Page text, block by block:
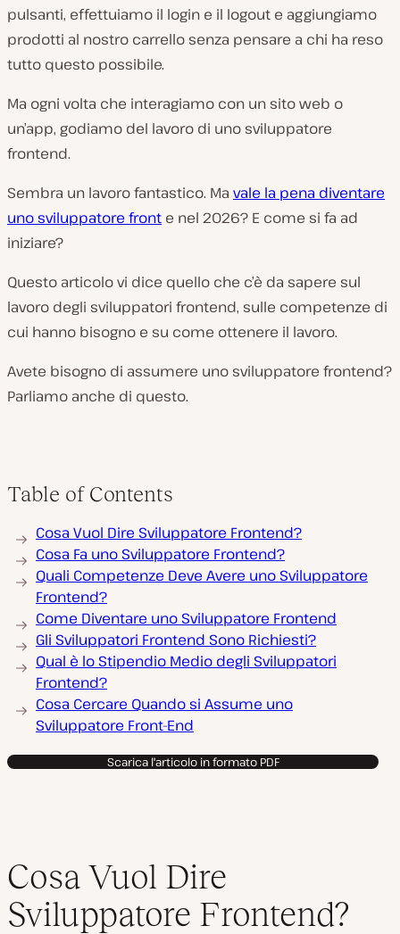
pulsanti, effettuiamo il login e il logout e aggiungiamo
prodotti al nostro carrello senza pensare a chi ha reso
tutto questo possibile.
Ma ogni volta che interagiamo con un sito web o
un’app, godiamo del lavoro di uno sviluppatore
frontend.
Sembra un lavoro fantastico. Ma vale la pena diventare
uno sviluppatore front e nel 2026? E come si fa ad
iniziare?
Questo articolo vi dice quello che c’è da sapere sul
lavoro degli sviluppatori frontend, sulle competenze di
cui hanno bisogno e su come ottenere il lavoro.
Avete bisogno di assumere uno sviluppatore frontend?
Parliamo anche di questo.
Table of Contents
Cosa Vuol Dire Sviluppatore Frontend?
Cosa Fa uno Sviluppatore Frontend?
Quali Competenze Deve Avere uno Sviluppatore
Frontend?
Come Diventare uno Sviluppatore Frontend
Gli Sviluppatori Frontend Sono Richiesti?
Qual è lo Stipendio Medio degli Sviluppatori
Frontend?
Cosa Cercare Quando si Assume uno
Sviluppatore Front-End
Scarica l'articolo in formato PDF
Cosa Vuol Dire
Sviluppatore Frontend?